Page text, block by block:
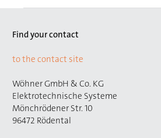
Find your contact
to the contact site
Wöhner GmbH & Co. KG
Elektrotechnische Systeme
Mönchrödener Str. 10
96472 Rödental